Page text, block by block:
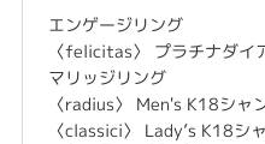
エンゲージリング
〈felicitas〉 プラチナダイ
マリッジリング
〈radius〉 Men's K18シャ
〈classici〉 Lady’s K18シ